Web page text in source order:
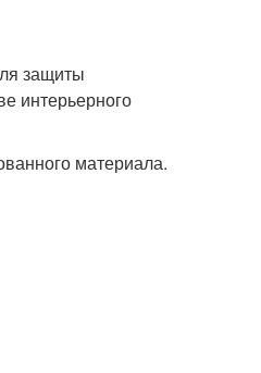
защиты
интерьерного
материала.